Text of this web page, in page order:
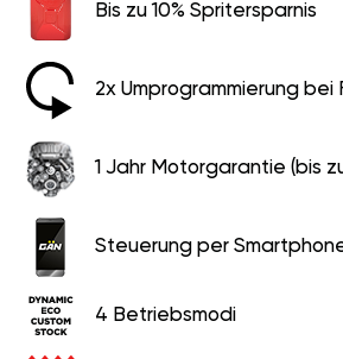
Bis zu 10% Spritersparnis
2x Umprogrammierung bei
1 Jahr Motorgarantie (bis
Steuerung per
4 Betriebsmodi